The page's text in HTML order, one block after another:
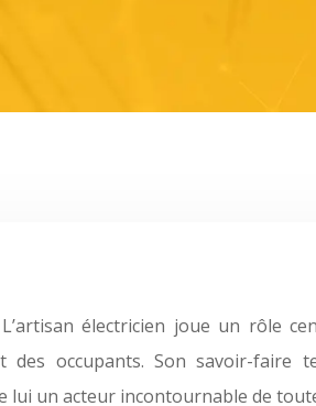
électricien joue un rôle
occupants. Son savoir-faire
lui un acteur incontournable de